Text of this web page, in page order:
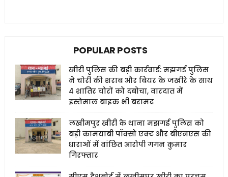
POPULAR POSTS
खीरी पुलिस की बड़ी कार्रवाई: मझगई पुलिस
ने चोरी की शराब और बियर के जखीरे के साथ
4 शातिर चोरों को दबोचा, वारदात में
इस्तेमाल बाइक भी बरामद
लखीमपुर खीरी के थाना मझगई पुलिस को
बड़ी कामयाबी पॉक्सो एक्ट और बीएनएस की
धाराओं में वांछित आरोपी गगन कुमार
गिरफ्तार